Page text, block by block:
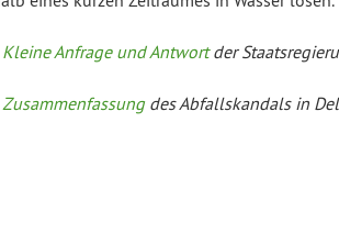
Kleine Anfrage und Antwortder
Zusammenfassungdes Abfallskandals in